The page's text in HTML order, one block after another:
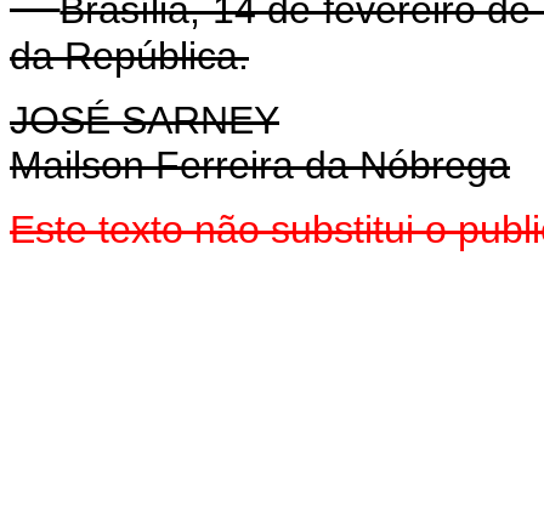
Brasília, 14 de fevereiro de
da República.
JOSÉ SARNEY
Mailson Ferreira da Nóbrega
Este texto não substitui o